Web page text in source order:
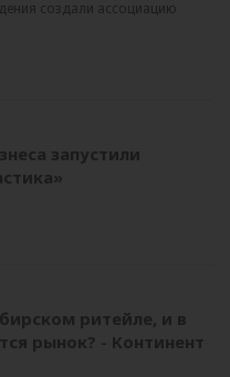
создали ассоциацию
запустили
ритейле, и в
рынок? - Континент